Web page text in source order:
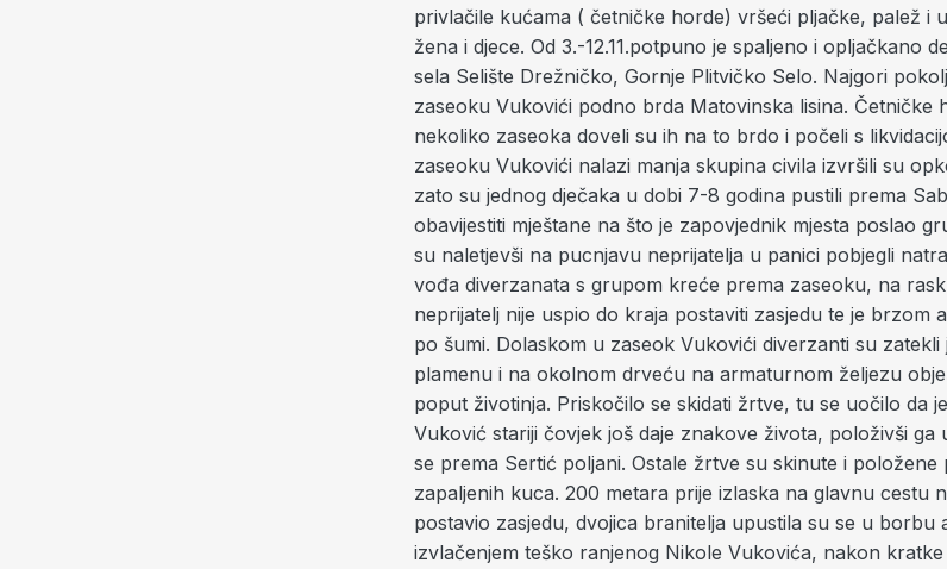
privlačile kućama ( četničke horde) vršeći pljačke, palež i
žena i djece. Od 3.-12.11.potpuno je spaljeno i opljačkano
sela Selište Drežničko, Gornje Plitvičko Selo. Najgori pokolj
zaseoku Vukovići podno brda Matovinska lisina. Četničke
nekoliko zaseoka doveli su ih na to brdo i počeli s
zaseoku Vukovići nalazi manja skupina civila izvršili su
zato su jednog dječaka u dobi 7-8 godina pustili prema
obavijestiti mještane na što je zapovjednik mjesta poslao
su naletjevši na pucnjavu neprijatelja u panici pobjegli
vođa diverzanata s grupom kreće prema zaseoku, na
neprijatelj nije uspio do kraja postaviti zasjedu te je brzom
po šumi. Dolaskom u zaseok Vukovići diverzanti su
plamenu i na okolnom drveću na armaturnom željezu
poput životinja. Priskočilo se skidati žrtve, tu se uočilo da
Vuković stariji čovjek još daje znakove života, položivši
se prema Sertić poljani. Ostale žrtve su skinute i
zapaljenih kuca. 200 metara prije izlaska na glavnu cestu
postavio zasjedu, dvojica branitelja upustila su se u borbu
izvlačenjem teško ranjenog Nikole Vukovića, nakon